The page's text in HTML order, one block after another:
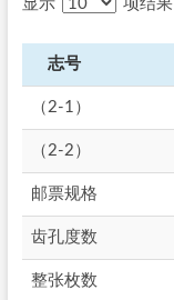
显示 项结果
志号
（2-1）
（2-2）
邮票规格
齿孔度数
整张枚数